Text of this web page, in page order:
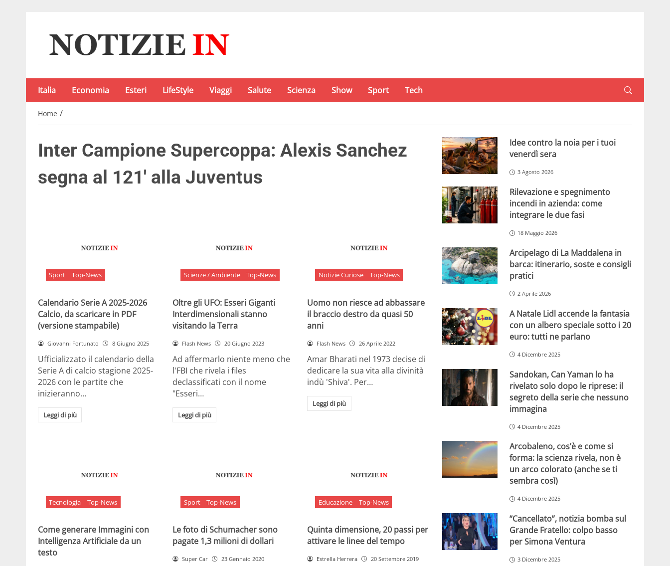
Italia Economia Esteri LifeStyle Viaggi Salute Scienza Show Sport Tech
Home /
Inter Campione Supercoppa: Alexis Sanchez
segna al 121′ alla Juventus
Sport Top-News
Calendario Serie A 2025-2026
Calcio, da scaricare in PDF
(versione stampabile)
Giovanni Fortunato 8 Giugno 2025
Ufficializzato il calendario della
Serie A di calcio stagione 2025-
2026 con le partite che
inizieranno…
Leggi di più
Scienze / Ambiente Top-News
Oltre gli UFO: Esseri Giganti
Interdimensionali stanno
visitando la Terra
Flash News 20 Giugno 2023
Ad affermarlo niente meno che
l'FBI che rivela i files
declassificati con il nome
"Esseri…
Leggi di più
Notizie Curiose Top-News
Uomo non riesce ad abbassare
il braccio destro da quasi 50
anni
Flash News 26 Aprile 2022
Amar Bharati nel 1973 decise di
dedicare la sua vita alla divinità
indù 'Shiva'. Per…
Leggi di più
Tecnologia Top-News
Come generare Immagini con
Intelligenza Artificiale da un
testo
Sport Top-News
Le foto di Schumacher sono
pagate 1,3 milioni di dollari
Super Car 23 Gennaio 2020
Educazione Top-News
Quinta dimensione, 20 passi per
attivare le linee del tempo
Estrella Herrera 20 Settembre 2019
Idee contro la noia per i tuoi
venerdì sera
3 Agosto 2026
Rilevazione e spegnimento
incendi in azienda: come
integrare le due fasi
18 Maggio 2026
Arcipelago di La Maddalena in
barca: itinerario, soste e consigli
pratici
2 Aprile 2026
A Natale Lidl accende la fantasia
con un albero speciale sotto i 20
euro: tutti ne parlano
4 Dicembre 2025
Sandokan, Can Yaman lo ha
rivelato solo dopo le riprese: il
segreto della serie che nessuno
immagina
4 Dicembre 2025
Arcobaleno, cos’è e come si
forma: la scienza rivela, non è
un arco colorato (anche se ti
sembra così)
4 Dicembre 2025
“Cancellato”, notizia bomba sul
Grande Fratello: colpo basso
per Simona Ventura
3 Dicembre 2025